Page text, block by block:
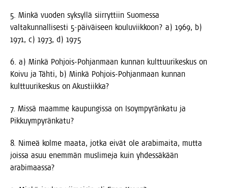
5. Min­kä vuo­den syk­syl­lä siir­ryt­tiin Suo­mes­sa
val­ta­kun­nal­li­ses­ti 5‑päiväiseen kou­lu­viik­koon? a) 1969, b)
1971, c) 1973, d) 1975
6. a) Min­kä Poh­jois-Poh­jan­maan kun­nan kult­tuu­ri­kes­kus on
Koi­vu ja Täh­ti, b) Min­kä Poh­jois-Poh­jan­maan kun­nan
kult­tuu­ri­kes­kus on Akustiikka?
7. Mis­sä maam­me kau­pun­gis­sa on Iso­ym­py­rän­ka­tu ja
Pikkuympyränkatu?
8. Nimeä kol­me maa­ta, jot­ka eivät ole ara­bi­mai­ta, mut­ta
jois­sa asuu enem­män mus­li­me­ja kuin yhdes­sä­kään
arabimaassa?